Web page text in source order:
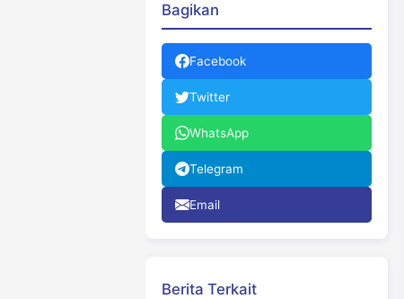
Bagikan
Facebook
Twitter
WhatsApp
Telegram
Email
Berita Terkait